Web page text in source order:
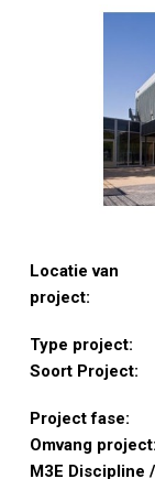
Locatie van
project:
Type project:
Soort Project:
Project fase:
Omvang project:
M3E Discipline /